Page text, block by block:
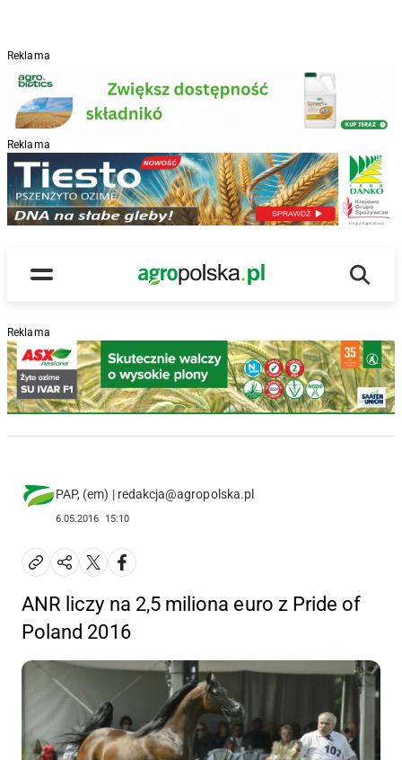
Reklama
Reklama
Menu
Main Logo
Reklama
PAP, (em) | redakcja@agropolska.pl
6.05.2016 15:10
ANR liczy na 2,5 miliona euro z Pride of
Poland 2016